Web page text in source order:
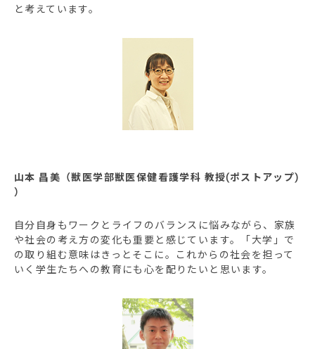
と考えています。
山本 昌美（獣医学部獣医保健看護学科 教授(ポストアップ)
）
自分自身もワークとライフのバランスに悩みながら、家族
や社会の考え方の変化も重要と感じています。「大学」で
の取り組む意味はきっとそこに。これからの社会を担って
いく学生たちへの教育にも心を配りたいと思います。